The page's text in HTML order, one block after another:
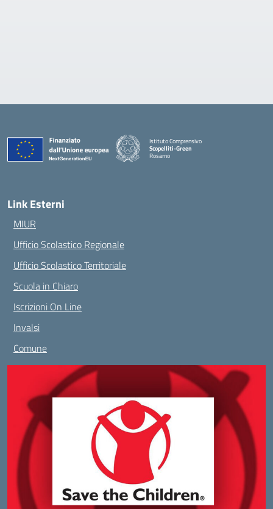
Istituto Comprensivo
Scopelliti-Green
Rosarno
Link Esterni
MIUR
Ufficio Scolastico Regionale
Ufficio Scolastico Territoriale
Scuola in Chiaro
Iscrizioni On Line
Invalsi
Comune